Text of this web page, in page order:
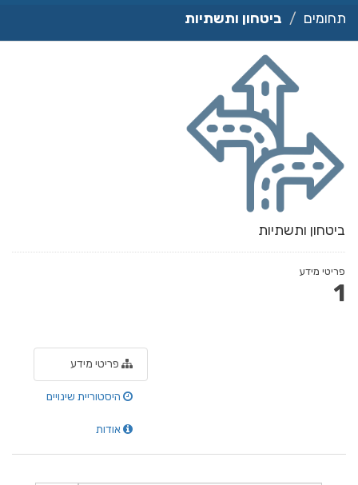
תחומים ביטחון ותשתיות
ביטחון ותשתיות
פריטי מידע
1
פריטי מידע
היסטוריית שינויים
אודות